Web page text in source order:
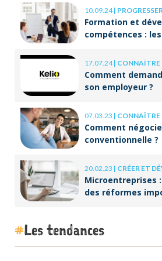
10.09.24|
Formation et
compétences :
17.07.24| CONNAÎTRE
Comment
son employeur ?
07.03.23 | CONNAÎTRE
Comment
conventionnelle ?
20.02.23 | CRÉER ET
Microentreprises
des réformes
Les tendances